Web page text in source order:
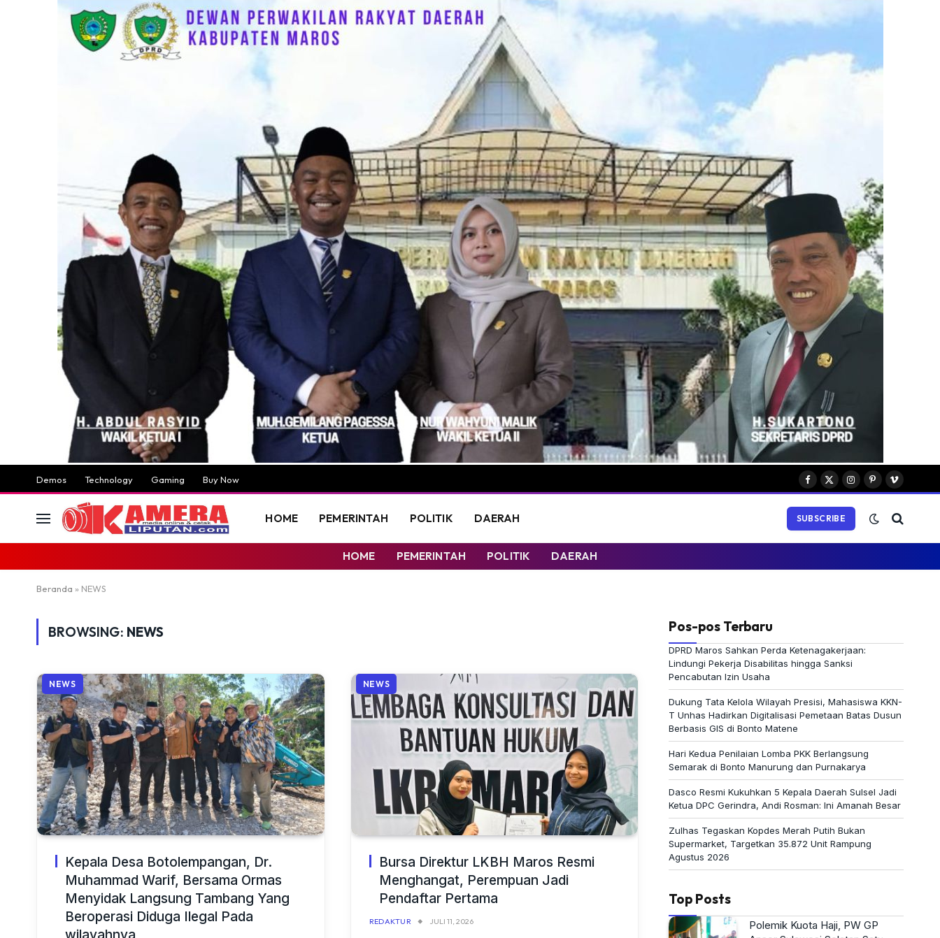
Demos Technology Gaming Buy Now
Facebook
X
Instagram
PinterestVimeo
HOME PEMERINTAH POLITIK DAERAH SUBSCRIBE
HOME PEMERINTAH POLITIK DAERAH
Beranda » NEWS
BROWSING: NEWS
NEWS
Kepala Desa Botolempangan, Dr.
Muhammad Warif, Bersama Ormas
Menyidak Langsung Tambang Yang
Beroperasi Diduga Ilegal Pada
NEWS
Bursa Direktur LKBH Maros Resmi
Menghangat, Perempuan Jadi
Pendaftar Pertama
REDAKTUR JULI 11, 2026
Pos-pos Terbaru
DPRD Maros Sahkan Perda Ketenagakerjaan:
Lindungi Pekerja Disabilitas hingga Sanksi
Pencabutan Izin Usaha
Dukung Tata Kelola Wilayah Presisi, Mahasiswa KKN-
T Unhas Hadirkan Digitalisasi Pemetaan Batas Dusun
Berbasis GIS di Bonto Matene
Hari Kedua Penilaian Lomba PKK Berlangsung
Semarak di Bonto Manurung dan Purnakarya
Dasco Resmi Kukuhkan 5 Kepala Daerah Sulsel Jadi
Ketua DPC Gerindra, Andi Rosman: Ini Amanah Besar
Zulhas Tegaskan Kopdes Merah Putih Bukan
Supermarket, Targetkan 35.872 Unit Rampung
Agustus 2026
Top Posts
Polemik Kuota Haji, PW GP